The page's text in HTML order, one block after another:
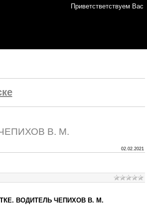
Приветстветствуем Вас
В. М.
02.02.2021
ВОДИТЕЛЬ ЧЕПИХОВ В. М.